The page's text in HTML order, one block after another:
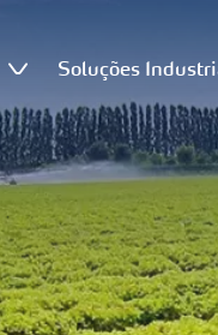
Soluções